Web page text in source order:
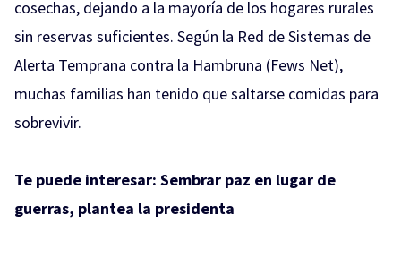
cosechas, dejando a la mayoría de los hogares rurales
sin reservas suficientes. Según la Red de Sistemas de
Alerta Temprana contra la Hambruna (Fews Net),
muchas familias han tenido que saltarse comidas para
sobrevivir.
Te puede interesar: Sembrar paz en lugar de
guerras, plantea la presidenta